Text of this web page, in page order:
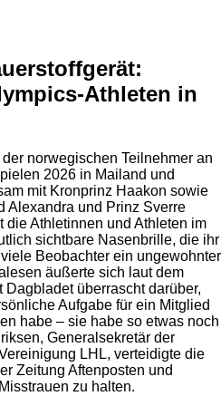
Athleten in
norwegischen Teilnehmer an
2026 in Mailand und
mit Kronprinz Haakon sowie
Alexandra und Prinz Sverre
die Athletinnen und Athleten im
sichtbare Nasenbrille, die ihr
Beobachter ein ungewohnter
äußerte sich laut dem
überrascht darüber,
Aufgabe für ein Mitglied
habe – sie habe so etwas noch
Generalsekretär der
LHL, verteidigte die
Zeitung Aftenposten und
zu halten.